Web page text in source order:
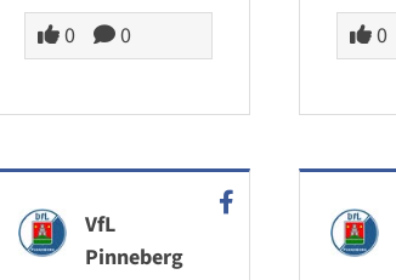
0 0 0
VfL
Pinneberg